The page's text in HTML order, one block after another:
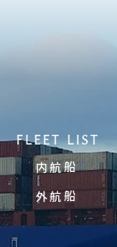
FLEET LIST
内航船
外航船